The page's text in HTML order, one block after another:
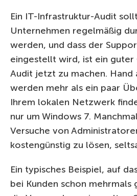
Ein IT-Infrastruktur-Audit
Unternehmen regelmäßig
werden, und dass der
eingestellt wird, ist ein guter
Audit jetzt zu machen. Hand
werden mehr als ein paar
Ihrem lokalen Netzwerk
nur um Windows 7.
Versuche von
kostengünstig zu lösen,
Ein typisches Beispiel, auf
bei Kunden schon mehrmals